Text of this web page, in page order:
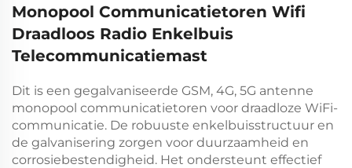
Monopool Communicatietoren Wifi
Draadloos Radio Enkelbuis
Telecommunicatiemast
Dit is een gegalvaniseerde GSM, 4G, 5G antenne
monopool communicatietoren voor draadloze WiFi-
communicatie. De robuuste enkelbuisstructuur en
de galvanisering zorgen voor duurzaamheid en
corrosiebestendigheid. Het ondersteunt effectief